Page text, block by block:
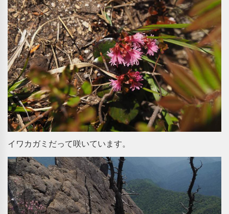
イワカガミだって咲いています。